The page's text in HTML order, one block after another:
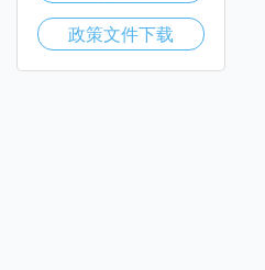
政策文件下载